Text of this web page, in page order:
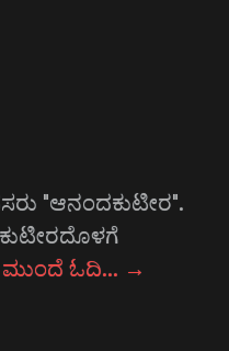
"ಆನಂದಕುಟೀರ".
ಮುಂದೆ ಓದಿ… →